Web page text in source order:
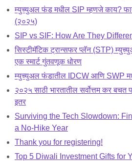
म्युच्युअल फंड मधील SIP म्हणजे काय?
(२०२५)
SIP vs SIF: How Are They
सिस्टीमॅटिक ट्रान्सफर प्लॅन (STP)
एक स्मार्ट गुंतवणूक धोरण
म्युच्युअल फंडातील IDCW आणि SWP
२०२५ साठी भारतातील सर्वोत्तम कर
इतर
Surviving the Tech Slowdown:
a No-Hike Year
Thank you for registering!
Top 5 Diwali Investment Gifts for